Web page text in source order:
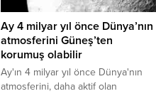
Ay 4 milyar yıl önce Dünya’nın
atmosferini Güneş’ten
korumuş olabilir
Ay'ın 4 milyar yıl önce Dünya'nın
atmosferini, daha aktif olan